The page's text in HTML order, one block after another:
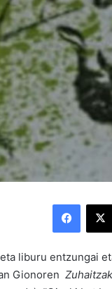
liburu entzungai
Gionoren